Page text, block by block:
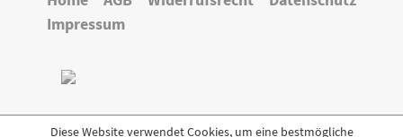
Impressum
Diese Website verwendet Cookies, um eine bestmögliche